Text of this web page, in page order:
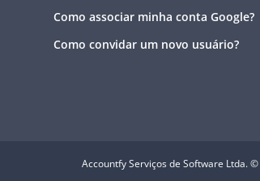
Como associar minha conta Google?
Como convidar um novo usuário?
Accountfy Serviços de Software Ltda.